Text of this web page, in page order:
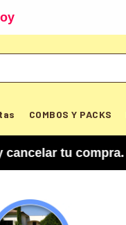
COMBOS Y PACKS
Y hasta 30